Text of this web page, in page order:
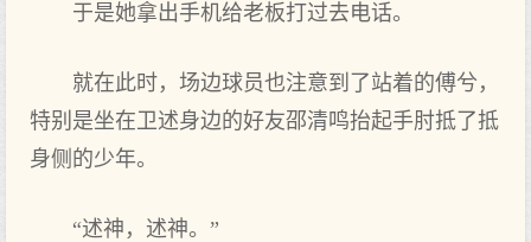
于是她拿出手机给老板打过去电话。
就在此时，场边球员也注意到了站着的傅兮，
特别是坐在卫述身边的好友邵清鸣抬起手肘抵了抵
身侧的少年。
“述神，述神。”